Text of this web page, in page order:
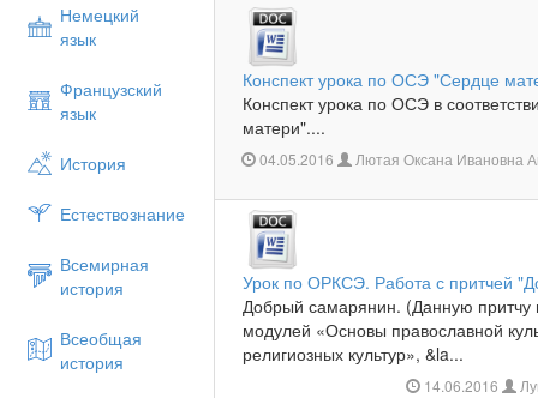
Немецкий
язык
Французский
язык
История
Естествознание
Всемирная
история
Всеобщая
история
Конспект урока по ОСЭ "Сердце
Конспект урока по ОСЭ в
матери"....
04.05.2016 Лютая Оксана Ивановна
Урок по ОРКСЭ. Работа с притчей
Добрый самарянин. (Данную притчу
модулей «Основы православной
религиозных культур», &la...
14.06.2016